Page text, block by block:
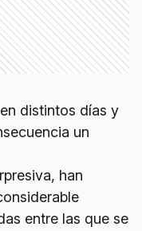
distintos días y
un
han
entre las que se